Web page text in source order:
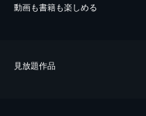
動画も書籍も楽しめる
⾒放題作品